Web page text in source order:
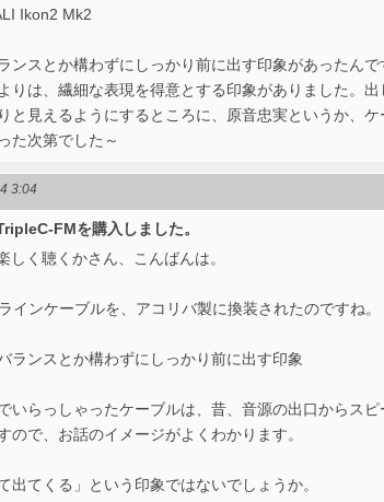
Ikon2 Mk2
ンスとか構わずにしっかり前に出す印象があったん
りは、繊細な表現を得意とする印象がありました。
と見えるようにするところに、原音忠実というか、
た次第でした～
3:04
FMを購入しました。
しく聴くかさん、こんばんは。
インケーブルを、アコリバ製に換装されたのですね。
ランスとか構わずにしっかり前に出す印象
いらっしゃったケーブルは、昔、音源の出口からス
ので、お話のイメージがよくわかります。
出てくる」という印象ではないでしょうか。